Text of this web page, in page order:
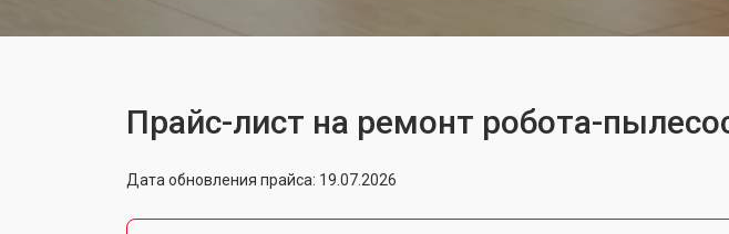
Прайс-лист на ремонт робота-
Дата обновления прайса: 19.07.2026